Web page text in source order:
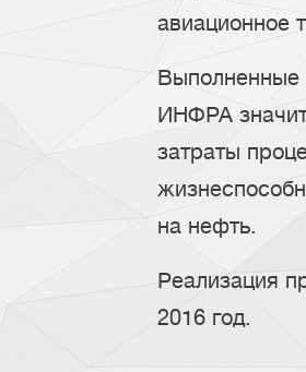
авиационное
Выполненные
ИНФРА
затраты
на нефть.
Реализация
2016 год.